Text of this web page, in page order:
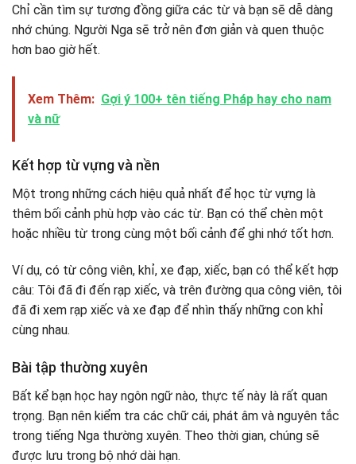
Chỉ cần tìm sự tương đồng giữa các từ và bạn sẽ dễ dàng
nhớ chúng. Người Nga sẽ trở nên đơn giản và quen thuộc
hơn bao giờ hết.
Xem Thêm: Gợi ý 100+ tên tiếng Pháp hay cho nam
và nữ
Kết hợp từ vựng và nền
Một trong những cách hiệu quả nhất để học từ vựng là
thêm bối cảnh phù hợp vào các từ. Bạn có thể chèn một
hoặc nhiều từ trong cùng một bối cảnh để ghi nhớ tốt hơn.
Ví dụ, có từ công viên, khỉ, xe đạp, xiếc, bạn có thể kết hợp
câu: Tôi đã đi đến rạp xiếc, và trên đường qua công viên, tôi
đã đi xem rạp xiếc và xe đạp để nhìn thấy những con khỉ
cùng nhau.
Bài tập thường xuyên
Bất kể bạn học hay ngôn ngữ nào, thực tế này là rất quan
trọng. Bạn nên kiểm tra các chữ cái, phát âm và nguyên tắc
trong tiếng Nga thường xuyên. Theo thời gian, chúng sẽ
được lưu trong bộ nhớ dài hạn.